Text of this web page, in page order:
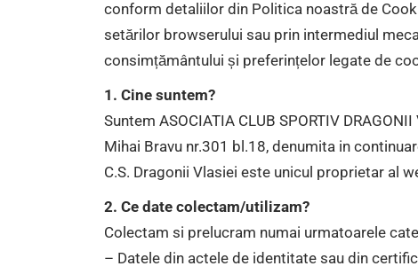
conform detaliilor din Politica noastră de
setărilor browserului sau prin intermediul
consimțământului și preferințelor legate de
1. Cine suntem?
Suntem ASOCIATIA CLUB SPORTIV
Mihai Bravu nr.301 bl.18, denumita in
C.S. Dragonii Vlasiei este unicul proprietar al
2. Ce date colectam/utilizam?
Colectam si prelucram numai urmatoarele
– Datele din actele de identitate sau din